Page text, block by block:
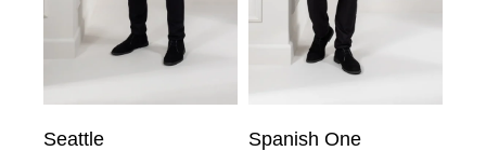
Seattle Spanish One